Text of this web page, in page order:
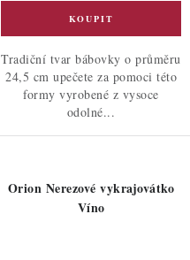
Tradiční tvar bábovky o průměru
24,5 cm upečete za pomoci této
formy vyrobené z vysoce
odolné...
Orion Nerezové vykrajovátko
Víno